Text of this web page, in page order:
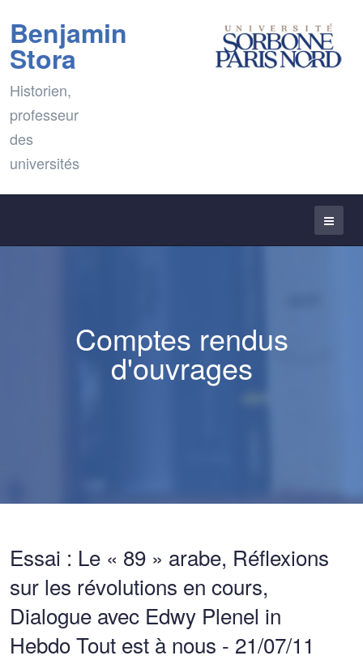
Benjamin
Stora
Historien,
professeur
des
universités
Comptes rendus
d'ouvrages
Essai : Le « 89 » arabe, Réflexions
sur les révolutions en cours,
Dialogue avec Edwy Plenel in
Hebdo Tout est à nous - 21/07/11